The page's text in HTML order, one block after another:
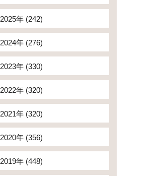
2025年 (242)
2024年 (276)
2023年 (330)
2022年 (320)
2021年 (320)
2020年 (356)
2019年 (448)